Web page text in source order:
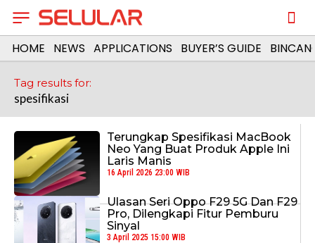
HOME NEWS APPLICATIONS BUYER’S GUIDE
Tag results for:
spesifikasi
Terungkap Spesifikasi MacBook
Neo Yang Buat Produk Apple Ini
Laris Manis
16 April 2026 23:00 WIB
Ulasan Seri Oppo F29 5G Dan F29
Pro, Dilengkapi Fitur Pemburu
Sinyal
3 April 2025 15:00 WIB